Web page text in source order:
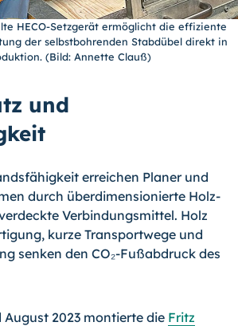
HECO-Setzgerät ermöglicht die effiziente
der selbstbohrenden Stabdübel direkt in
(Bild: Annette Clauß)
und
erreichen Planer und
durch überdimensionierte Holz­
Verbindungsmittel. Holz
kurze Transportwege und
senken den CO₂-Fußabdruck des
2023 montierte die Fritz